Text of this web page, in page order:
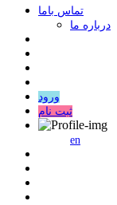
ﺗﻤﺎﺱ ﺑﺎﻣﺎ
درباره ما
ورود
ثبت نام
en